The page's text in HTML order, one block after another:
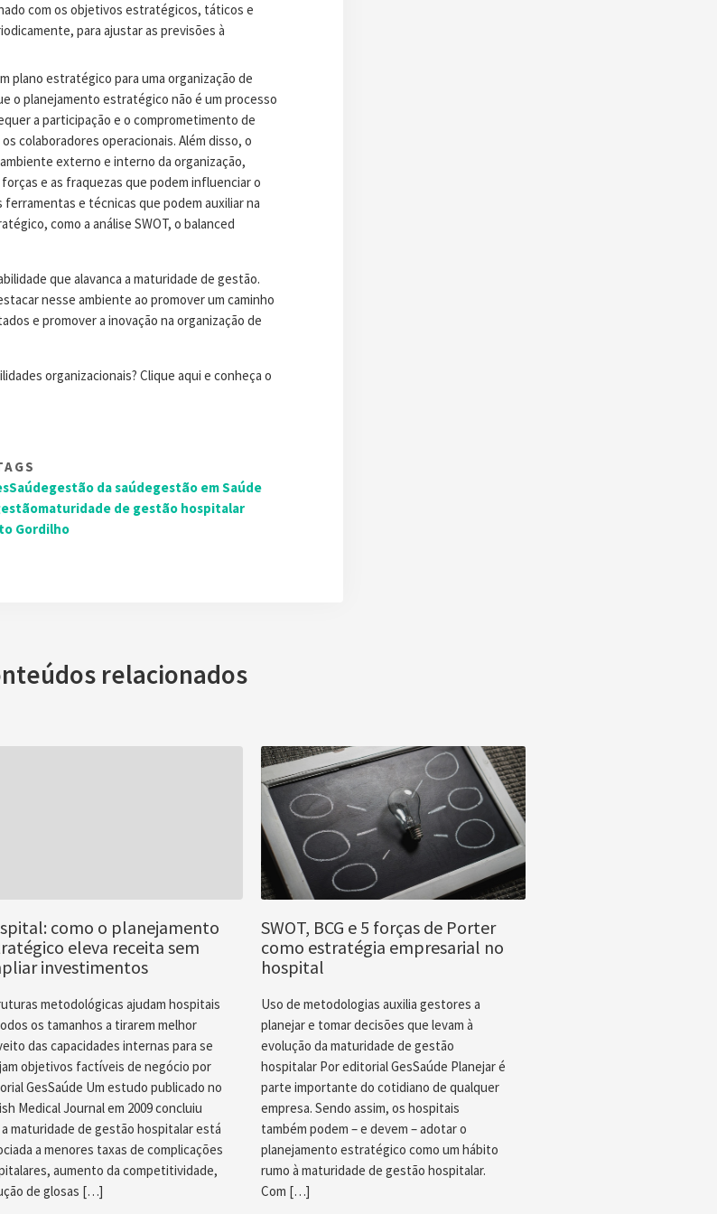
com os objetivos estratégicos, táticos e
para ajustar as previsões à
plano estratégico para uma organização de
o planejamento estratégico não é um processo
a participação e o comprometimento de
colaboradores operacionais. Além disso, o
externo e interno da organização,
e as fraquezas que podem influenciar o
e técnicas que podem auxiliar na
como a análise SWOT, o balanced
que alavanca a maturidade de gestão.
nesse ambiente ao promover um caminho
e promover a inovação na organização de
organizacionais? Clique aqui e conheça o
gestão da saúdegestão em Saúde
maturidade de gestão hospitalar
Gordilho
relacionados
como o planejamento
eleva receita sem
investimentos
metodológicas ajudam hospitais
os tamanhos a tirarem melhor
das capacidades internas para se
objetivos factíveis de negócio por
GesSaúde Um estudo publicado no
Medical Journal em 2009 concluiu
maturidade de gestão hospitalar está
a menores taxas de complicações
aumento da competitividade,
de glosas […]
SWOT, BCG e 5 forças de Porter
como estratégia empresarial no
hospital
Uso de metodologias auxilia gestores a
planejar e tomar decisões que levam à
evolução da maturidade de gestão
hospitalar Por editorial GesSaúde Planejar é
parte importante do cotidiano de qualquer
empresa. Sendo assim, os hospitais
também podem – e devem – adotar o
planejamento estratégico como um hábito
rumo à maturidade de gestão hospitalar.
Com […]